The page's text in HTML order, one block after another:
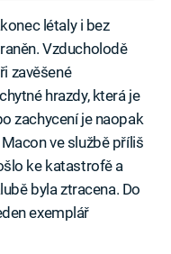
létaly i bez
Vzducholodě
zavěšené
hrazdy, která je
zachycení je naopak
ve službě příliš
ke katastrofě a
byla ztracena. Do
exemplář